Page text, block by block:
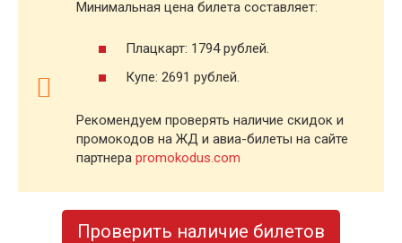
Минимальная цена билета составляет:
Плацкарт: 1794 рублей.
Купе: 2691 рублей.
Рекомендуем проверять наличие скидок и
промокодов на ЖД и авиа-билеты на сайте
партнера promokodus.com
Проверить наличие билетов